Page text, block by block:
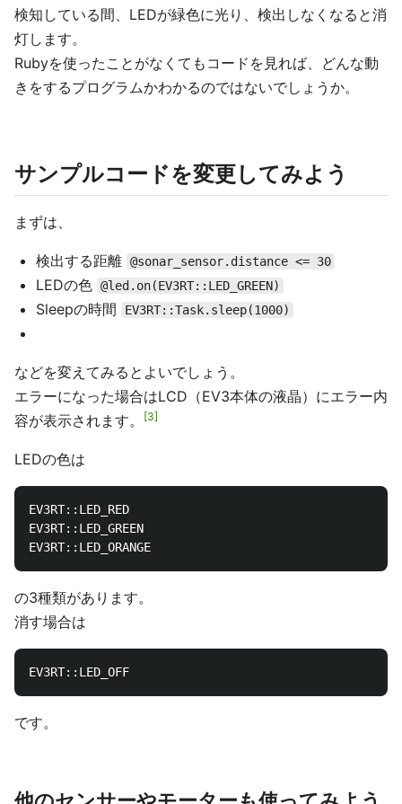
検知している間、LEDが緑色に光り、検出しなくなると消
灯します。
Rubyを使ったことがなくてもコードを見れば、どんな動
きをするプログラムかわかるのではないでしょうか。
サンプルコードを変更してみよう
まずは、
検出する距離 @sonar_sensor.distance <= 30
LEDの色 @led.on(EV3RT::LED_GREEN)
Sleepの時間 EV3RT::Task.sleep(1000)
などを変えてみるとよいでしょう。
エラーになった場合はLCD（EV3本体の液晶）にエラー内
容が表示されます。
3
LEDの色は
EV3RT::LED_RED
EV3RT::LED_GREEN
の3種類があります。
消す場合は
です。